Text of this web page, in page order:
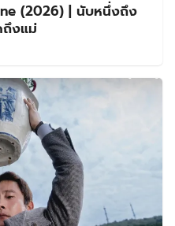
(2026) | นับหนึ่งถึง
งแม่